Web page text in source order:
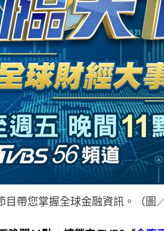
目帶您掌握全球金融資訊。（圖／